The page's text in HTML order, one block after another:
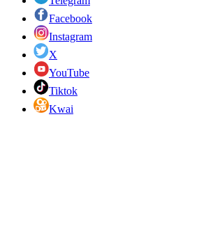
Facebook
Instagram
X
YouTube
Tiktok
Kwai